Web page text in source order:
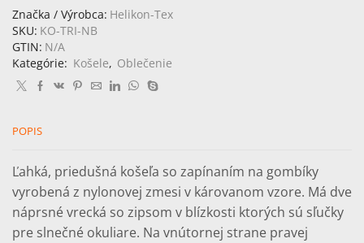
TEX
Trip
Shirt
-
Nylon
Blend
Značka / Výrobca: Helikon-Tex
SKU: KO-TRI-NB
GTIN: N/A
Kategórie: Košele, Oblečenie
POPIS
Ľahká, priedušná košeľa so zapínaním na gombíky
vyrobená z nylonovej zmesi v károvanom vzore. Má dve
náprsné vrecká so zipsom v blízkosti ktorých sú sľučky
pre slnečné okuliare. Na vnútornej strane pravej